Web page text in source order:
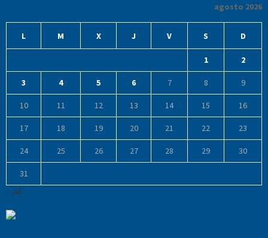
agosto 2026
L M X J V S D
1 2
3 4 5 6 7 8 9
10 11 12 13 14 15 16
17 18 19 20 21 22 23
24 25 26 27 28 29 30
31
« Jul